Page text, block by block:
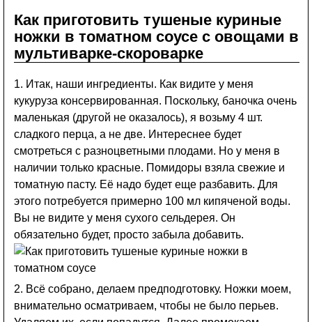
Как приготовить тушеные куриные
ножки в томатном соусе с овощами в
мультиварке-скороварке
1. Итак, наши ингредиенты. Как видите у меня
кукуруза консервированная. Поскольку, баночка очень
маленькая (другой не оказалось), я возьму 4 шт.
сладкого перца, а не две. Интереснее будет
смотреться с разноцветными плодами. Но у меня в
наличии только красные. Помидоры взяла свежие и
томатную пасту. Её надо будет еще разбавить. Для
этого потребуется примерно 100 мл кипяченой воды.
Вы не видите у меня сухого сельдерея. Он
обязательно будет, просто забыла добавить.
2. Всё собрано, делаем предподготовку. Ножки моем,
внимательно осматриваем, чтобы не было перьев.